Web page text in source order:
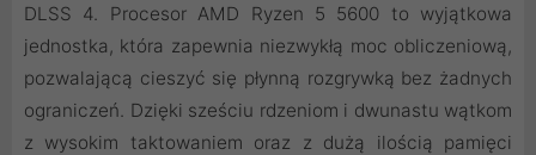
DLSS 4. Procesor AMD Ryzen 5 5600 to wyjątkowa
jednostka, która zapewnia niezwykłą moc obliczeniową,
pozwalającą cieszyć się płynną rozgrywką bez żadnych
ograniczeń. Dzięki sześciu rdzeniom i dwunastu wątkom
z wysokim taktowaniem oraz z dużą ilością pamięci